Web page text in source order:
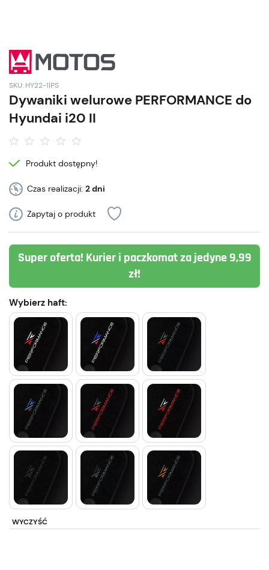
SKU: HY22-1|PS
Dywaniki welurowe PERFORMANCE do
Hyundai i20 II
Produkt dostępny!
Czas realizacji: 2 dni
Zapytaj o produkt
Super oferta! Kurier i paczkomat za jedyne 9,99
zł!
Wybierz haft:
WYCZYŚĆ